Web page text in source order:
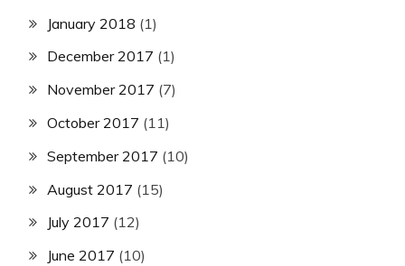
January 2018 (1)
December 2017 (1)
November 2017 (7)
October 2017 (11)
September 2017 (10)
August 2017 (15)
July 2017 (12)
June 2017 (10)